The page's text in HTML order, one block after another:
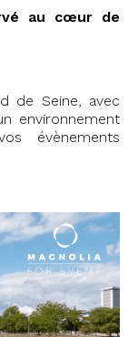
au cœur de
de Seine, avec
environnement
évènements